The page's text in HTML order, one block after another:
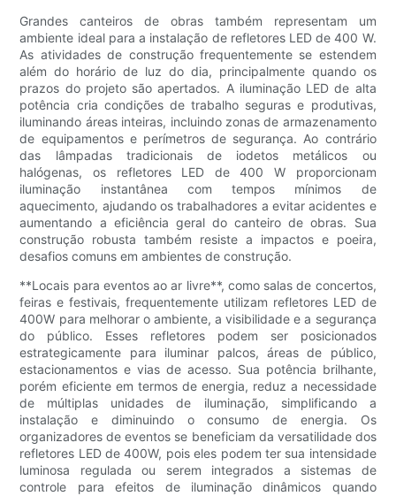
Grandes canteiros de obras também representam um
ambiente ideal para a instalação de refletores LED de 400 W.
As atividades de construção frequentemente se estendem
além do horário de luz do dia, principalmente quando os
prazos do projeto são apertados. A iluminação LED de alta
potência cria condições de trabalho seguras e produtivas,
iluminando áreas inteiras, incluindo zonas de armazenamento
de equipamentos e perímetros de segurança. Ao contrário
das lâmpadas tradicionais de iodetos metálicos ou
halógenas, os refletores LED de 400 W proporcionam
iluminação instantânea com tempos mínimos de
aquecimento, ajudando os trabalhadores a evitar acidentes e
aumentando a eficiência geral do canteiro de obras. Sua
construção robusta também resiste a impactos e poeira,
desafios comuns em ambientes de construção.
**Locais para eventos ao ar livre**, como salas de concertos,
feiras e festivais, frequentemente utilizam refletores LED de
400W para melhorar o ambiente, a visibilidade e a segurança
do público. Esses refletores podem ser posicionados
estrategicamente para iluminar palcos, áreas de público,
estacionamentos e vias de acesso. Sua potência brilhante,
porém eficiente em termos de energia, reduz a necessidade
de múltiplas unidades de iluminação, simplificando a
instalação e diminuindo o consumo de energia. Os
organizadores de eventos se beneficiam da versatilidade dos
refletores LED de 400W, pois eles podem ter sua intensidade
luminosa regulada ou serem integrados a sistemas de
controle para efeitos de iluminação dinâmicos quando